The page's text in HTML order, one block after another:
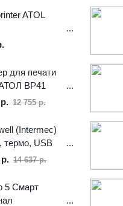
ATOL
для печати
BP41
12 755 р.
(Intermec)
термо, USB
р. 14 637 р.
5 Смарт